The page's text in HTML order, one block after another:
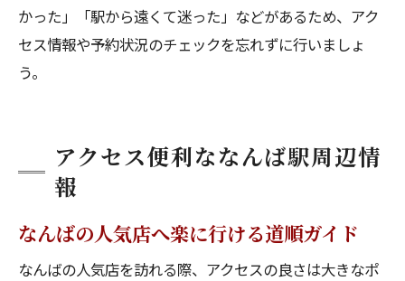
かった」「駅から遠くて迷った」などがあるため、アク
セス情報や予約状況のチェックを忘れずに行いましょ
う。
アクセス便利ななんば駅周辺情
報
なんばの人気店へ楽に行ける道順ガイド
なんばの人気店を訪れる際、アクセスの良さは大きなポ